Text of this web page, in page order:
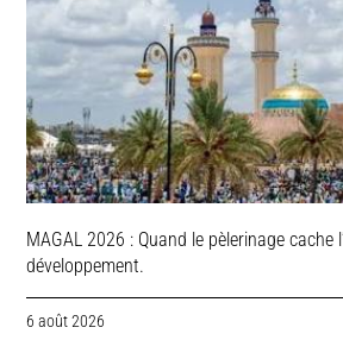
MAGAL 2026 : Quand le pèlerinage cache
développement.
6 août 2026